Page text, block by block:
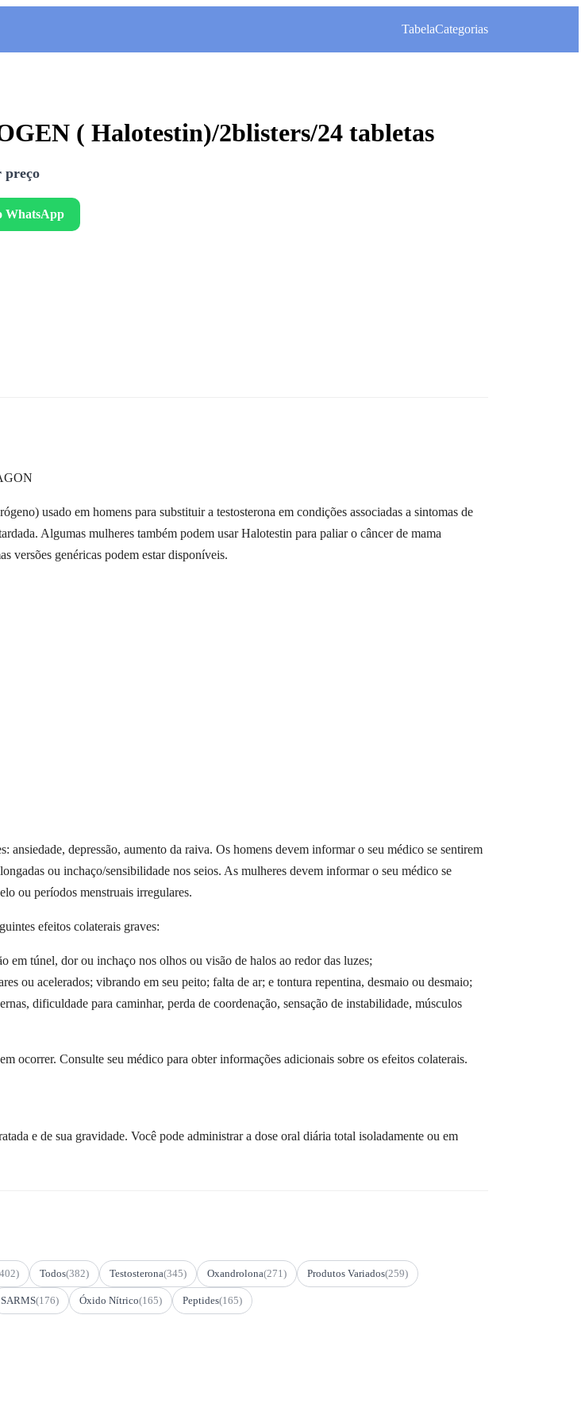
TabelaCategorias
( Halotestin)/2blisters/24 tabletas
preço
WhatsApp
usado em homens para substituir a testosterona em condições associadas a sintomas de
Algumas mulheres também podem usar Halotestin para paliar o câncer de mama
versões genéricas podem estar disponíveis.
ansiedade, depressão, aumento da raiva. Os homens devem informar o seu médico se sentirem
ou inchaço/sensibilidade nos seios. As mulheres devem informar o seu médico se
ou períodos menstruais irregulares.
efeitos colaterais graves:
em túnel, dor ou inchaço nos olhos ou visão de halos ao redor das luzes;
ou acelerados; vibrando em seu peito; falta de ar; e tontura repentina, desmaio ou desmaio;
dificuldade para caminhar, perda de coordenação, sensação de instabilidade, músculos
ocorrer. Consulte seu médico para obter informações adicionais sobre os efeitos colaterais.
e de sua gravidade. Você pode administrar a dose oral diária total isoladamente ou em
Todos(382) Testosterona(345) Oxandrolona(271) Produtos Variados(259)
SARMS(176) Óxido Nítrico(165) Peptides(165)